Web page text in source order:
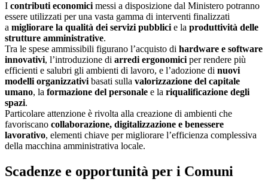
I contributi economici messi a disposizione dal Ministero potranno
essere utilizzati per una vasta gamma di interventi finalizzati
a migliorare la qualità dei servizi pubblici e la produttività delle
strutture amministrative.
Tra le spese ammissibili figurano l’acquisto di hardware e software
innovativi, l’introduzione di arredi ergonomici per rendere più
efficienti e salubri gli ambienti di lavoro, e l’adozione di nuovi
modelli organizzativi basati sulla valorizzazione del capitale
umano, la formazione del personale e la riqualificazione degli
spazi.
Particolare attenzione è rivolta alla creazione di ambienti che
favoriscano collaborazione, digitalizzazione e benessere
lavorativo, elementi chiave per migliorare l’efficienza complessiva
della macchina amministrativa locale.
Scadenze e opportunità per i Comuni